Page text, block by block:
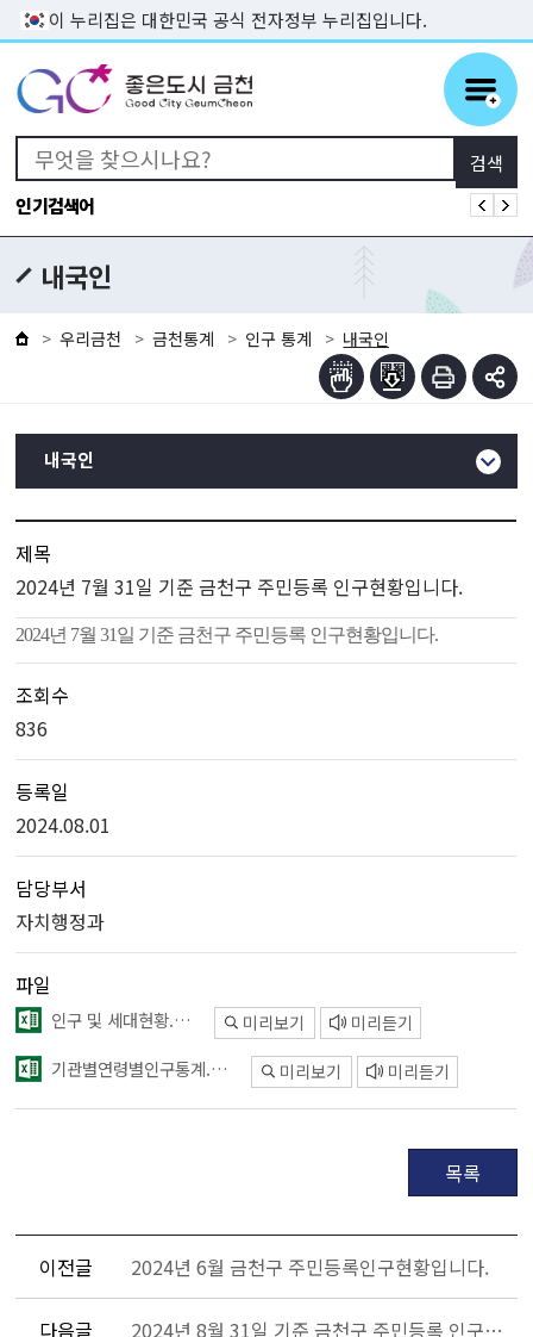
본문 바로가기
이 누리집은 대한민국 공식 전자정부 누리집입니다.
인기검색어
내국인
우리금천 금천통계 인구 통계 내국인
내국인
제목
2024년 7월 31일 기준 금천구 주민등록 인구현황입니다.
2024년 7월 31일 기준 금천구 주민등록 인구현황입니다.
조회수
836
등록일
2024.08.01
담당부서
자치행정과
파일
인구 및 세대현황.xlsx 미리보기 미리듣기
기관별연령별인구통계.xlsx 미리보기 미리듣기
목록
이전글 2024년 6월 금천구 주민등록인구현황입니다.
다음글 2024년 8월 31일 기준 금천구 주민등록 인구현황입니다.